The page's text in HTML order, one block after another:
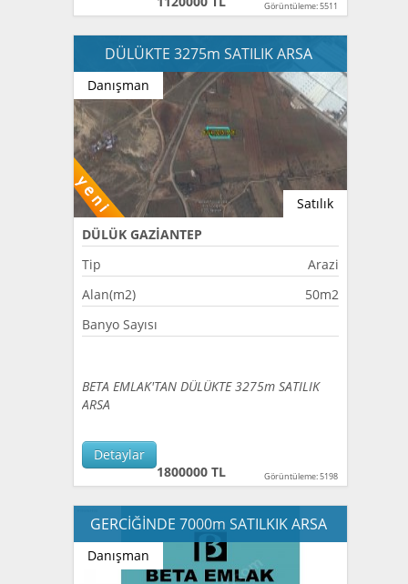
Görüntüleme: 5511
DÜLÜKTE 3275m SATILIK ARSA
Satılık
Danışman
DÜLÜK GAZİANTEP
Tip
Arazi
Alan(m2)
50m2
Banyo Sayısı
BETA EMLAK'TAN DÜLÜKTE 3275m SATILIK
ARSA
Detaylar
1800000 TL
Görüntüleme: 5198
GERCİĞİNDE 7000m SATILKIK ARSA
Danışman